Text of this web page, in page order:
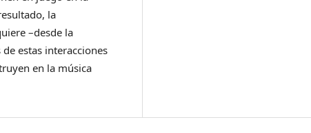
la
–desde la
estas interacciones
en la música